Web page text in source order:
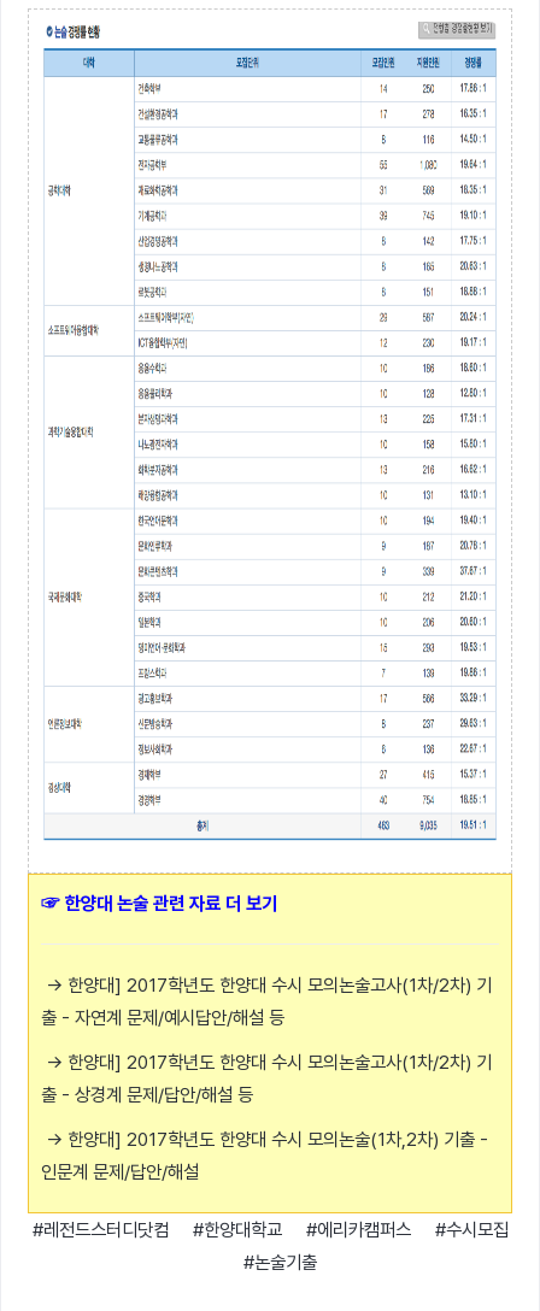
☞ 한양대 논술 관련 자료 더 보기
→ 한양대] 2017학년도 한양대 수시 모의논술고사(1차/2차) 기
출 - 자연계 문제/예시답안/해설 등
→ 한양대] 2017학년도 한양대 수시 모의논술고사(1차/2차) 기
출 - 상경계 문제/답안/해설 등
→ 한양대] 2017학년도 한양대 수시 모의논술(1차,2차) 기출 -
인문계 문제/답안/해설
#레전드스터디닷컴 #한양대학교 #에리카캠퍼스 #수시모집
#논술기출